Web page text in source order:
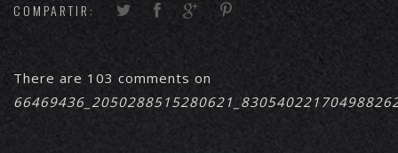
COMPARTIR:
There are 103 comments on